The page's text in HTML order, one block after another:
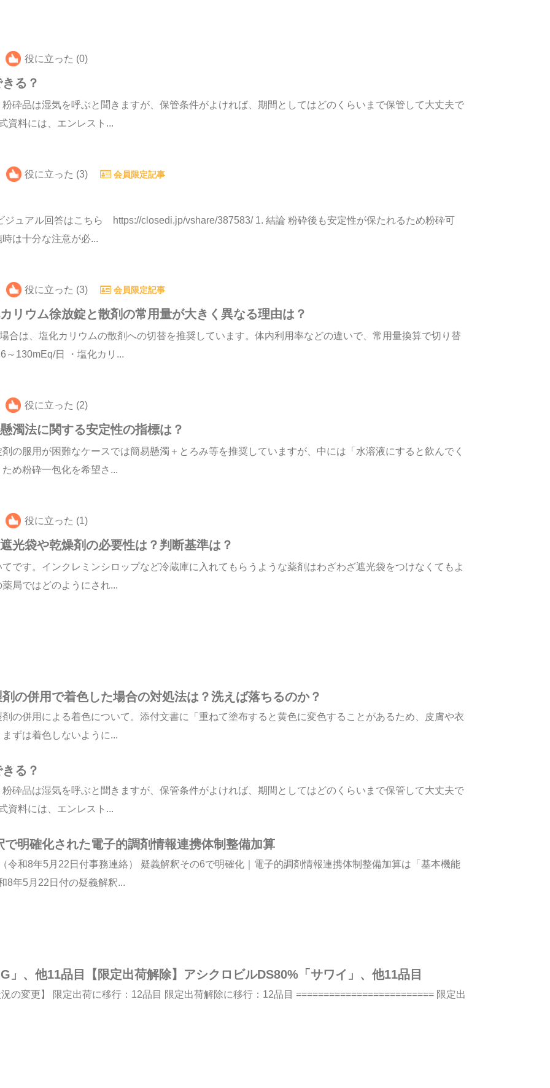
役に立った (0)
る？
砕品は湿気を呼ぶと聞きますが、保管条件がよければ、期間としてはどのくらいまで保管して大丈夫で
資料には、エンレスト...
役に立った (3) 会員限定記事
ジュアル回答はこちら https://closedi.jp/vshare/387583/ 1. 結論 粉砕後も安定性が保たれるため粉砕可
は十分な注意が必...
役に立った (3) 会員限定記事
リウム徐放錠と散剤の常用量が大きく異なる理由は？
合は、塩化カリウムの散剤への切替を推奨しています。体内利用率などの違いで、常用量換算で切り替
130mEq/日 ・塩化カリ...
役に立った (2)
濁法に関する安定性の指標は？
の服用が困難なケースでは簡易懸濁＋とろみ等を推奨していますが、中には「水溶液にすると飲んでく
め粉砕一包化を希望さ...
役に立った (1)
光袋や乾燥剤の必要性は？判断基準は？
です。インクレミンシロップなど冷蔵庫に入れてもらうような薬剤はわざわざ遮光袋をつけなくてもよ
局ではどのようにされ...
の併用で着色した場合の対処法は？洗えば落ちるのか？
の併用による着色について。添付文書に「重ねて塗布すると黄色に変色することがあるため、皮膚や衣
ずは着色しないように...
る？
砕品は湿気を呼ぶと聞きますが、保管条件がよければ、期間としてはどのくらいまで保管して大丈夫で
資料には、エンレスト...
明確化された電子的調剤情報連携体制整備加算
令和8年5月22日付事務連絡） 疑義解釈その6で明確化｜電子的調剤情報連携体制整備加算は「基本機能
8年5月22日付の疑義解釈...
」、他11品目【限定出荷解除】アシクロビルDS80%「サワイ」、他11品目
の変更】 限定出荷に移行：12品目 限定出荷解除に移行：12品目 ========================= 限定出